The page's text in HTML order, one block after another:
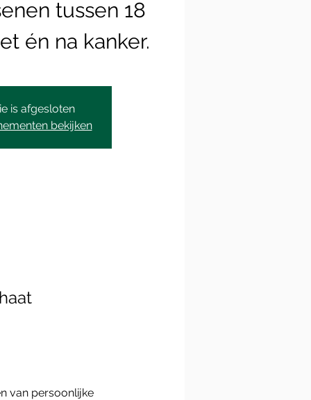
tussen 18
én na kanker.
is afgesloten
bekijken
van persoonlijke